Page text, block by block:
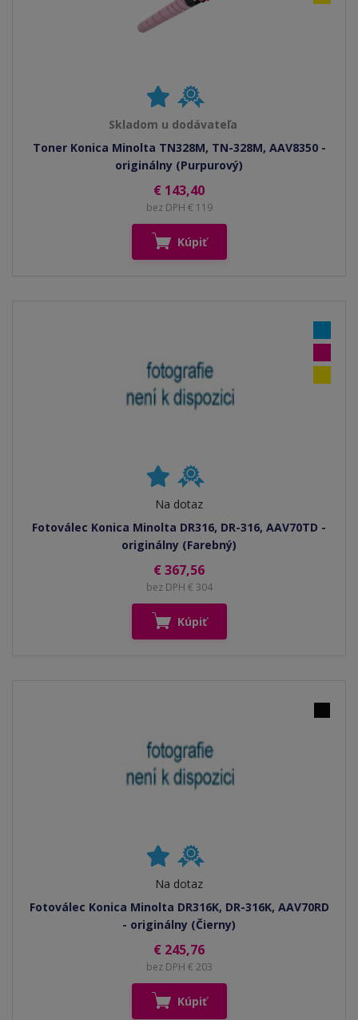
Skladom u dodávateľa
Toner Konica Minolta TN328M, TN-328M, AAV8350 -
originálny (Purpurový)
€ 143,40
bez DPH € 119
Kúpiť
Na dotaz
Fotoválec Konica Minolta DR316, DR-316, AAV70TD -
originálny (Farebný)
€ 367,56
bez DPH € 304
Kúpiť
Na dotaz
Fotoválec Konica Minolta DR316K, DR-316K, AAV70RD
- originálny (Čierny)
€ 245,76
bez DPH € 203
Kúpiť